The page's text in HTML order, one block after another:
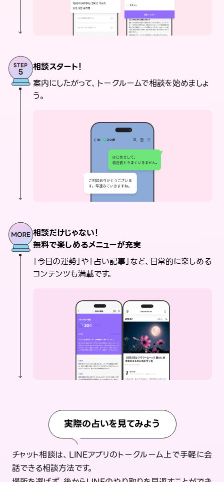
相談スタート！
案内にしたがって、トークルームで相談を始めましょ
う。
相談だけじゃない！
無料で楽しめるメニューが充実
「今日の運勢」や「占い記事」など、日常的に楽しめる
コンテンツも満載です。
実際の占いを見てみよう
チャット相談は、LINEアプリのトークルーム上で手軽に会
話できる相談方法です。